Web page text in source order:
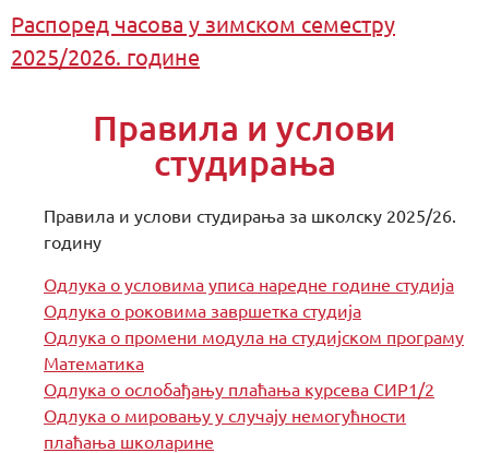
Распоред часова у зимском семестру
2025/2026. године
Правила и услови
студирања
Правила и услови студирања за школску 2025/26.
годину
Одлука о условима уписа наредне године студија
Одлука о роковима завршетка студија
Одлука о промени модула на студијском програму
Математика
Одлука о ослобађању плаћања курсева СИР1/2
Одлука о мировању у случају немогућности
плаћања школарине